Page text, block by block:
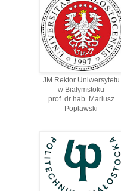
JM Rektor Uniwersytetu
w Białymstoku
prof. dr hab. Mariusz
Popławski